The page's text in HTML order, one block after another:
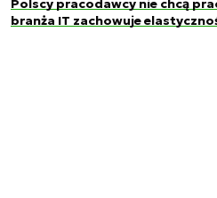
Polscy pracodawcy nie chcą
branża IT zachowuje